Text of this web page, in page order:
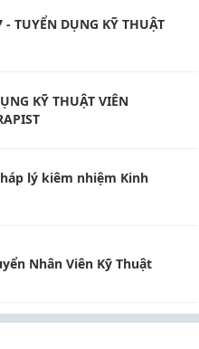
- TUYỂN DỤNG KỸ THUẬT
KỸ THUẬT VIÊN
lý kiêm nhiệm Kinh
Nhân Viên Kỹ Thuật